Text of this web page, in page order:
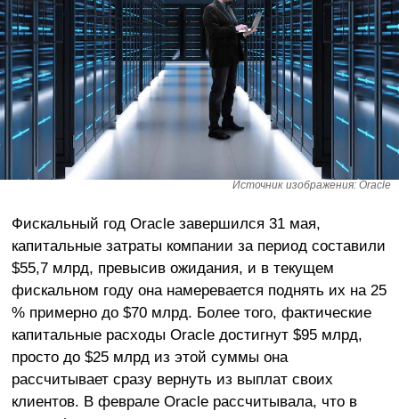
Источник изображения: Oracle
Фискальный год Oracle завершился 31 мая,
капитальные затраты компании за период составили
$55,7 млрд, превысив ожидания, и в текущем
фискальном году она намеревается поднять их на 25
% примерно до $70 млрд. Более того, фактические
капитальные расходы Oracle достигнут $95 млрд,
просто до $25 млрд из этой суммы она
рассчитывает сразу вернуть из выплат своих
клиентов. В феврале Oracle рассчитывала, что в